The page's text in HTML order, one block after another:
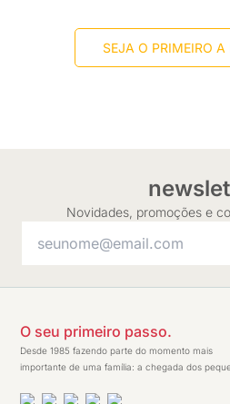
SEJA O PRIMEIRO A
Novidades, promoções e
O seu primeiro passo.
Desde 1985 fazendo parte do momento mais
importante de uma família: a chegada dos